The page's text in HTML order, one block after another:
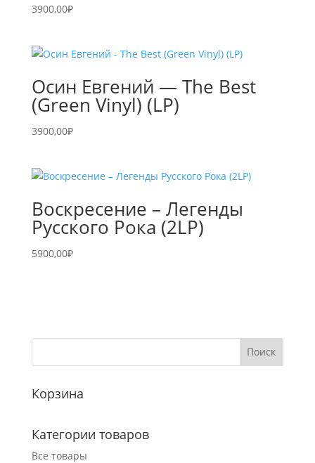
3900,00₽
Осин Евгений — The Best
(Green Vinyl) (LP)
3900,00₽
Воскресение – Легенды
Русского Рока (2LP)
5900,00₽
Корзина
Категории товаров
Все товары